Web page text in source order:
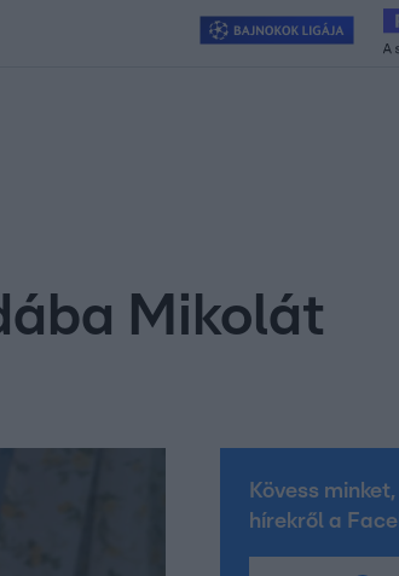
Exek csatája 2026
Mikolát
Kövess
hírekről a